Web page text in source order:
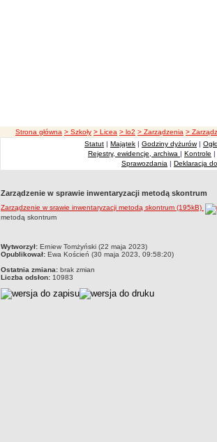
ścieżka nawigacji
Strona główna > Szkoły > Licea > lo2 > Zarządzenia >
Statut | Majątek | Godziny dyżurów|
Rejestry, ewidencje, archiwa | Kontrole |
Sprawozdania | Deklaracja
Zarządzenie w sprawie inwentaryzacji metodą skontrum
Zarządzenie w srawie inwentaryzacji metodą skontrum (195kB)
metodą skontrum
metryczka
Wytworzył: Erniew Tomżyński (22 maja 2023)
Opublikował: Ewa Koścień (30 maja 2023, 09:58:20)
Ostatnia zmiana: brak zmian
Liczba odsłon: 10983